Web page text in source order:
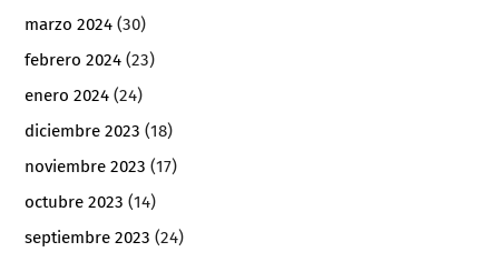
marzo 2024 (30)
febrero 2024 (23)
enero 2024 (24)
diciembre 2023 (18)
noviembre 2023 (17)
octubre 2023 (14)
septiembre 2023 (24)